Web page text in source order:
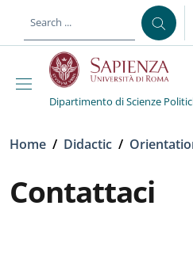
Dipartimento di Scienze
Breadcrumb
Home / Didactic /
Contattaci